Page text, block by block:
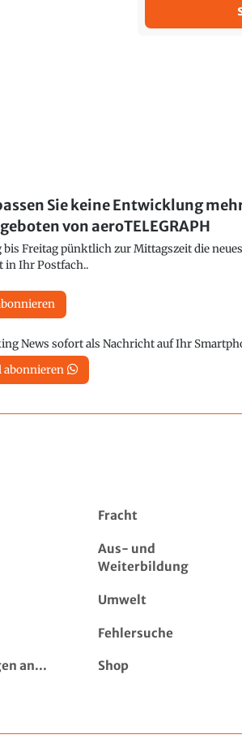
Sie keine Entwicklung
von aeroTELEGRAPH
Freitag pünktlich zur Mittagszeit die
in Ihr Postfach..
News sofort als Nachricht auf Ihr
abonnieren
Fracht
Aus- und
Weiterbildung
Umwelt
Fehlersuche
an... Shop